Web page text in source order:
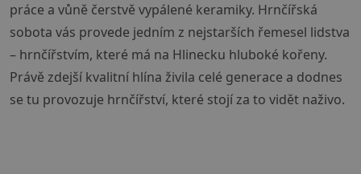
práce a vůně čerstvě vypálené keramiky. Hrnčířská
sobota vás provede jedním z nejstarších řemesel lidstva
– hrnčířstvím, které má na Hlinecku hluboké kořeny.
Právě zdejší kvalitní hlína živila celé generace a dodnes
se tu provozuje hrnčířství, které stojí za to vidět naživo.